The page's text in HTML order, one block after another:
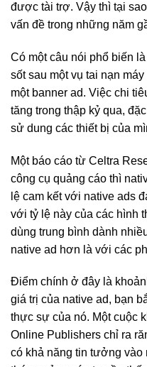
được tài trợ. Vậy thì tại
vấn đề trong những năm
Có một câu nói phổ biến
sốt sau một vụ tai nạn
một banner ad. Việc chi
tăng trong thập kỷ qua,
sử dung các thiết bị của
Một báo cáo từ Celtra
công cụ quảng cáo thì
lệ cam kết với native ads
với tỷ lệ này của các hình
dùng trung bình dành
native ad hơn là với các
Điểm chính ở đây là
giá trị của native ad, bạn
thực sự của nó. Một cuộc
Online Publishers chỉ ra
có khả năng tin tưởng